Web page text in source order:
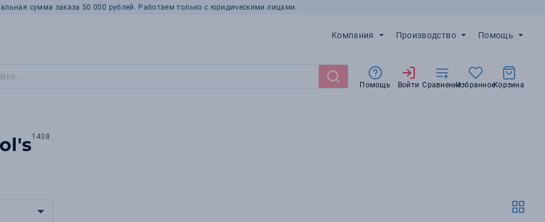
сумма заказа 50 000 рублей. Работаем только с юридическими лицами.
Компания Производство Помощь
Помощь Войти СравнениеИзбранноеКорзина
1438